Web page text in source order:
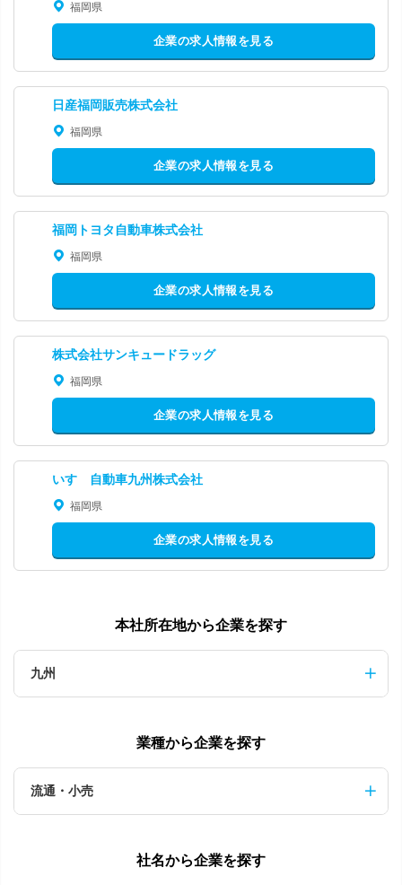
福岡県
企業の求人情報を見る
日産福岡販売株式会社
福岡県
企業の求人情報を見る
福岡トヨタ自動車株式会社
福岡県
企業の求人情報を見る
株式会社サンキュードラッグ
福岡県
企業の求人情報を見る
いすゞ自動車九州株式会社
福岡県
企業の求人情報を見る
本社所在地から企業を探す
九州
業種から企業を探す
流通・小売
社名から企業を探す